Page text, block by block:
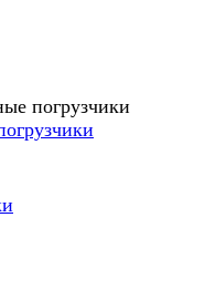
погрузчики